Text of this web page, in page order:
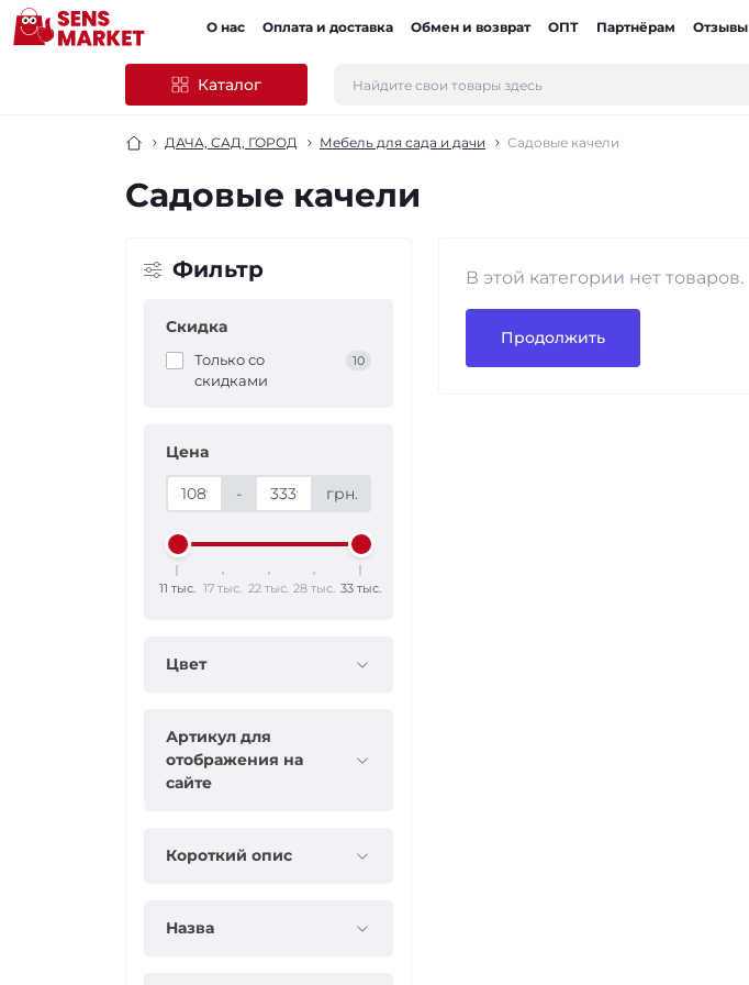
О нас Оплата и доставка Обмен и возврат ОПТ Партнёрам Отзывы
Каталог
ДАЧА, САД, ГОРОД Мебель для сада и дачи Садовые качели
Садовые качели
Фильтр
Скидка
Только со
cкидками
10
Цена
- грн.
11 тыс. 17 тыс. 22 тыс. 28 тыс. 33 тыс.
Цвет
Артикул для
отображения на
сайте
Короткий опис
Назва
В этой категории нет товаров.
Продолжить